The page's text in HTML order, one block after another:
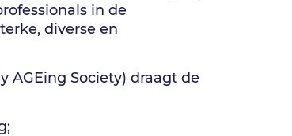
in de
diverse en
AGEing Society) draagt de